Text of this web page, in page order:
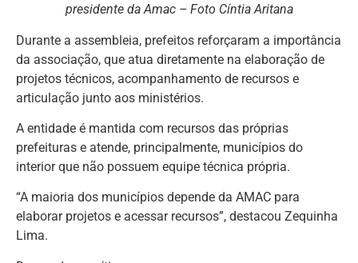
presidente da Amac – Foto Cíntia Aritana
Durante a assembleia, prefeitos reforçaram a importância
da associação, que atua diretamente na elaboração de
projetos técnicos, acompanhamento de recursos e
articulação junto aos ministérios.
A entidade é mantida com recursos das próprias
prefeituras e atende, principalmente, municípios do
interior que não possuem equipe técnica própria.
“A maioria dos municípios depende da AMAC para
elaborar projetos e acessar recursos”, destacou Zequinha
Lima.